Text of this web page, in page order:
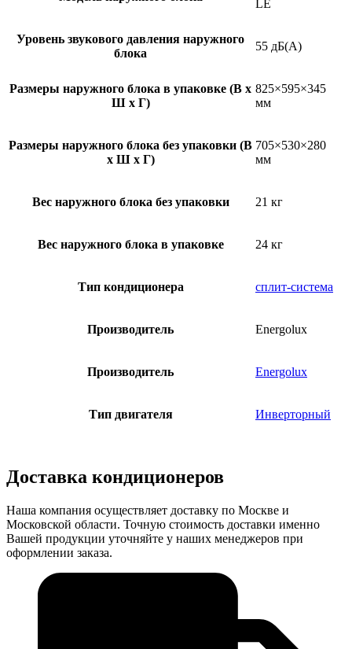
LE
Уровень звукового давления наружного
блока
55 дБ(А)
Размеры наружного блока в упаковке (В х
Ш х Г)
825×595×345
мм
Размеры наружного блока без упаковки (В
х Ш х Г)
705×530×280
мм
Вес наружного блока без упаковки 21 кг
Вес наружного блока в упаковке 24 кг
Тип кондиционера сплит-система
Производитель Energolux
Производитель Energolux
Тип двигателя Инверторный
Доставка кондиционеров
Наша компания осуществляет доставку по Москве и
Московской области. Точную стоимость доставки именно
Вашей продукции уточняйте у наших менеджеров при
оформлении заказа.